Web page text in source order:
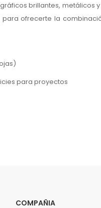
brillantes,
ofrecerte la
para proyectos
COMPAÑIA